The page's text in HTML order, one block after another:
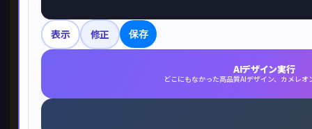
表示 修正 保存
AIデザイン実行
どこにもなかった高品質AIデザイン、カメレ